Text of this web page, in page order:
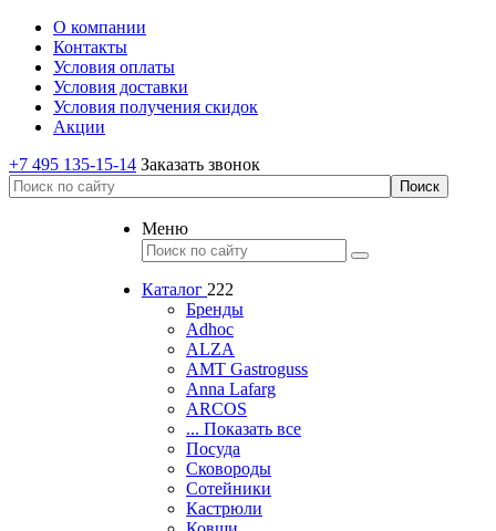
О компании
Контакты
Условия оплаты
Условия доставки
Условия получения скидок
Акции
+7 495 135-15-14 Заказать звонок
Меню
Каталог 222
Бренды
Adhoc
ALZA
AMT Gastroguss
Anna Lafarg
ARCOS
... Показать все
Посуда
Сковороды
Сотейники
Кастрюли